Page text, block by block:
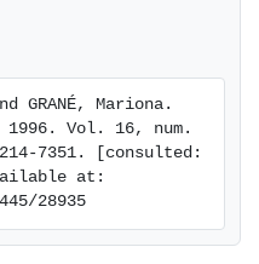
GRANÉ, Mariona.
1996. Vol. 16, num.
7351. [consulted:
at:
28935